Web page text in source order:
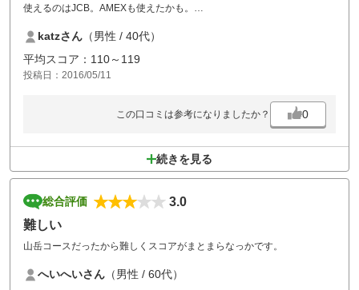
使えるのはJCB。AMEXも使えたかも。
これだと誘える人が限られちゃうなぁ、と。
katzさん （男性 / 40代）
平均スコア：110～119
投稿日：2016/05/11
この口コミは参考になりましたか？ 0
続きを見る
総合評価
3.0
難しい
山岳コースだったから難しくスコアがまとまらなっかです。
へいへいさん （男性 / 60代）